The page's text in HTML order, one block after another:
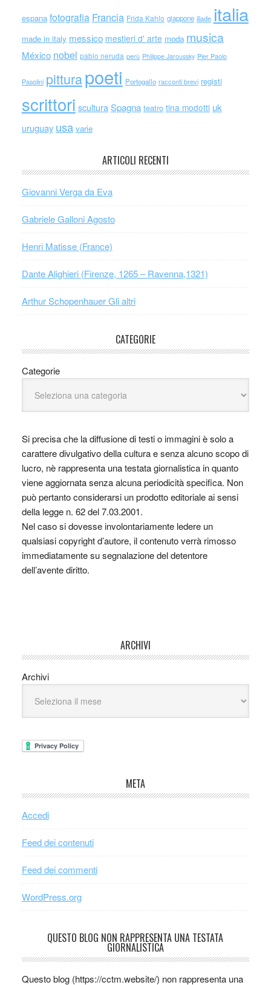
espana fotografia Francia Frida Kahlo giappone iliade italia
made in italy messico mestieri d' arte moda musica
México nobel pablo neruda perù Philippe Jaroussky Pier Paolo
Pasolini pitturapoeti Portogallo racconti brevi registi
scrittori scultura Spagna teatro tina modotti uk
uruguay usa varie
ARTICOLI RECENTI
Giovanni Verga da Eva
Gabriele Galloni Agosto
Henri Matisse (France)
Dante Alighieri (Firenze, 1265 – Ravenna,1321)
Arthur Schopenhauer Gli altri
CATEGORIE
Categorie
Si precisa che la diffusione di testi o immagini è solo a
carattere divulgativo della cultura e senza alcuno scopo di
lucro, nè rappresenta una testata giornalistica in quanto
viene aggiornata senza alcuna periodicità specifica. Non
può pertanto considerarsi un prodotto editoriale ai sensi
della legge n. 62 del 7.03.2001.
Nel caso si dovesse involontariamente ledere un
qualsiasi copyright d’autore, il contenuto verrà rimosso
immediatamente su segnalazione del detentore
dell’avente diritto.
ARCHIVI
Archivi
META
Accedi
Feed dei contenuti
Feed dei commenti
WordPress.org
QUESTO BLOG NON RAPPRESENTA UNA TESTATA
GIORNALISTICA
Questo blog (https://cctm.website/) non rappresenta una